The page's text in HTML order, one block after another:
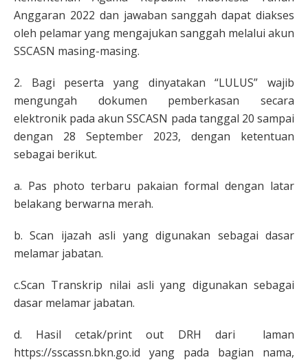
Anggaran 2022 dan jawaban sanggah dapat diakses
oleh pelamar yang mengajukan sanggah melalui akun
SSCASN masing-masing.
2. Bagi peserta yang dinyatakan “LULUS” wajib
mengungah dokumen pemberkasan secara
elektronik pada akun SSCASN pada tanggal 20 sampai
dengan 28 September 2023, dengan ketentuan
sebagai berikut.
a. Pas photo terbaru pakaian formal dengan latar
belakang berwarna merah.
b. Scan ijazah asli yang digunakan sebagai dasar
melamar jabatan.
c.Scan Transkrip nilai asli yang digunakan sebagai
dasar melamar jabatan.
d. Hasil cetak/print out DRH dari laman
https://sscassn.bkn.go.id yang pada bagian nama,